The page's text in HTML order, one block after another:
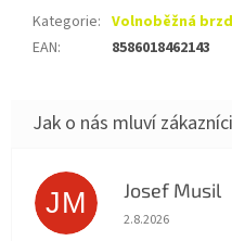
Kategorie: Volnoběžná
EAN: 8586018462143
JM Josef Musil
Hodnocení
2.8.2026